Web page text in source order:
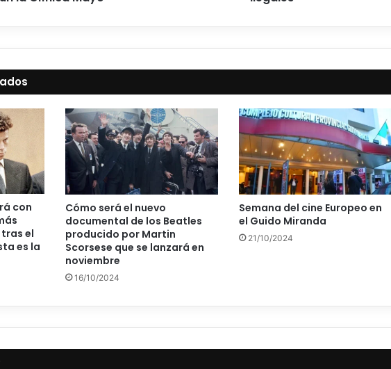
con
tras el
es la
Cómo será el nuevo
documental de los Beatles
producido por Martin
Scorsese que se lanzará en
noviembre
16/10/2024
Semana del cine Europeo en
el Guido Miranda
21/10/2024